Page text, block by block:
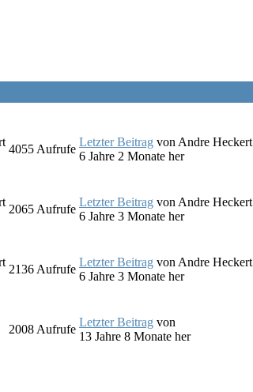
4055 Aufrufe
Letzter Beitrag von Andre Heckert
6 Jahre 2 Monate her
2065 Aufrufe
Letzter Beitrag von Andre Heckert
6 Jahre 3 Monate her
2136 Aufrufe
Letzter Beitrag von Andre Heckert
6 Jahre 3 Monate her
2008 Aufrufe
Letzter Beitrag von
13 Jahre 8 Monate her